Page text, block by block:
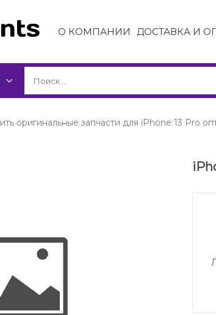
О КОМПАНИИ ДОСТАВКА И
оригинальные запчасти для iPhone 13 Pro